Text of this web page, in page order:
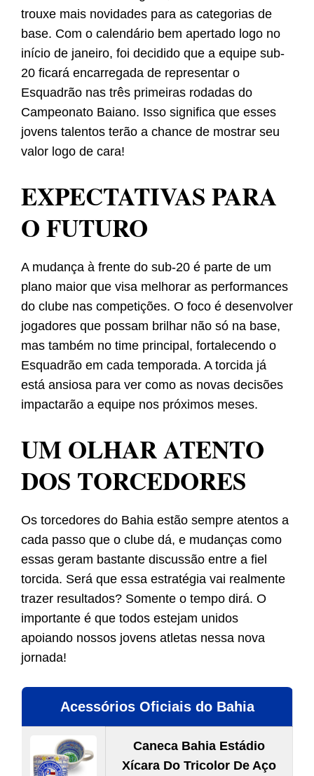
trouxe mais novidades para as categorias de
base. Com o calendário bem apertado logo no
início de janeiro, foi decidido que a equipe sub-
20 ficará encarregada de representar o
Esquadrão nas três primeiras rodadas do
Campeonato Baiano. Isso significa que esses
jovens talentos terão a chance de mostrar seu
valor logo de cara!
EXPECTATIVAS PARA
O FUTURO
A mudança à frente do sub-20 é parte de um
plano maior que visa melhorar as performances
do clube nas competições. O foco é desenvolver
jogadores que possam brilhar não só na base,
mas também no time principal, fortalecendo o
Esquadrão em cada temporada. A torcida já
está ansiosa para ver como as novas decisões
impactarão a equipe nos próximos meses.
UM OLHAR ATENTO
DOS TORCEDORES
Os torcedores do Bahia estão sempre atentos a
cada passo que o clube dá, e mudanças como
essas geram bastante discussão entre a fiel
torcida. Será que essa estratégia vai realmente
trazer resultados? Somente o tempo dirá. O
importante é que todos estejam unidos
apoiando nossos jovens atletas nessa nova
jornada!
Acessórios Oficiais do Bahia
Caneca Bahia Estádio
Xícara Do Tricolor De Aço